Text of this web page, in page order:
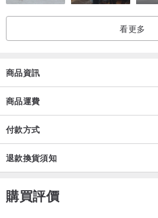
看更多
商品資訊
商品運費
付款方式
退款換貨須知
購買評價